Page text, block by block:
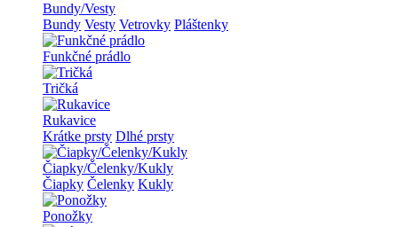
Bundy/Vesty
Bundy Vesty Vetrovky Pláštenky
Funkčné prádlo
Tričká
Rukavice
Krátke prsty Dlhé prsty
Čiapky/Čelenky/Kukly
Čiapky Čelenky Kukly
Ponožky